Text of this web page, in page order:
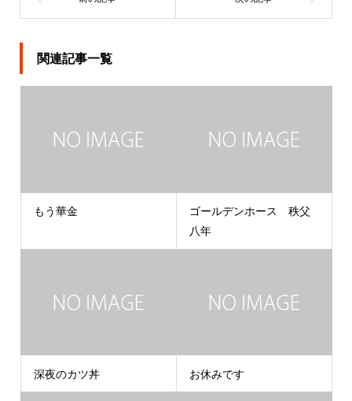
関連記事一覧
もう華金
ゴールデンホース 秩父
八年
深夜のカツ丼 お休みです